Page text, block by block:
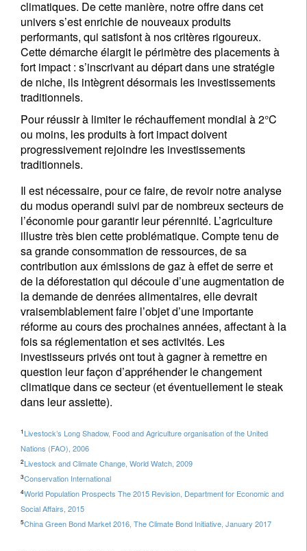
climatiques. De cette manière, notre offre dans cet
univers s’est enrichie de nouveaux produits
performants, qui satisfont à nos critères rigoureux.
Cette démarche élargit le périmètre des placements à
fort impact : s’inscrivant au départ dans une stratégie
de niche, ils intègrent désormais les investissements
traditionnels.
Pour réussir à limiter le réchauffement mondial à 2°C
ou moins, les produits à fort impact doivent
progressivement rejoindre les investissements
traditionnels.
Il est nécessaire, pour ce faire, de revoir notre analyse
du modus operandi suivi par de nombreux secteurs de
l’économie pour garantir leur pérennité. L’agriculture
illustre très bien cette problématique. Compte tenu de
sa grande consommation de ressources, de sa
contribution aux émissions de gaz à effet de serre et
de la déforestation qui découle d’une augmentation de
la demande de denrées alimentaires, elle devrait
vraisemblablement faire l’objet d’une importante
réforme au cours des prochaines années, affectant à la
fois sa réglementation et ses activités. Les
investisseurs privés ont tout à gagner à remettre en
question leur façon d’appréhender le changement
climatique dans ce secteur (et éventuellement le steak
dans leur assiette).
1 Livestock’s Long Shadow, Food and Agriculture organisation of the United
Nations (FAO), 2006
2Livestock and Climate Change, World Watch, 2009
3Conservation International
4World Population Prospects The 2015 Revision, Department for Economic and
Social Affairs, 2015
5China Green Bond Market 2016, The Climate Bond Initiative, January 2017